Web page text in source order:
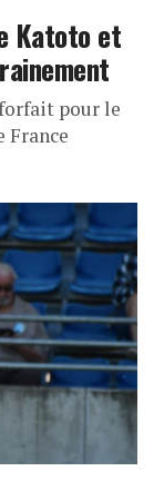
Katoto et
pour le
France